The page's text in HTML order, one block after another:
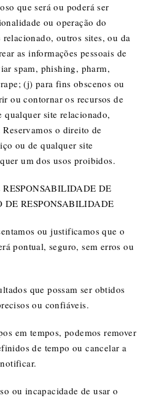
que será ou poderá ser
ou operação do
outros sites, ou da
as informações pessoais de
spam, phishing, pharm,
(j) para fins obscenos ou
ou contornar os recursos de
qualquer site relacionado,
o direito de
ou de qualquer site
um dos usos proibidos.
DE
RESPONSABILIDADE
ou justificamos que o
pontual, seguro, sem erros ou
que possam ser obtidos
ou confiáveis.
em tempos, podemos remover
de tempo ou cancelar a
ou incapacidade de usar o